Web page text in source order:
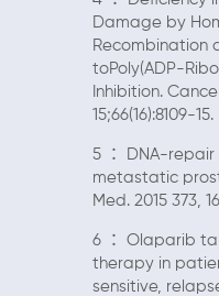
Damage by
Recombination
toPoly(ADP-
Inhibition.
15;66(16):8109-15.
5 ：
DNA-
metastatic
Med. 2015 373,
6 ：
Olaparib
therapy in
sensitive,